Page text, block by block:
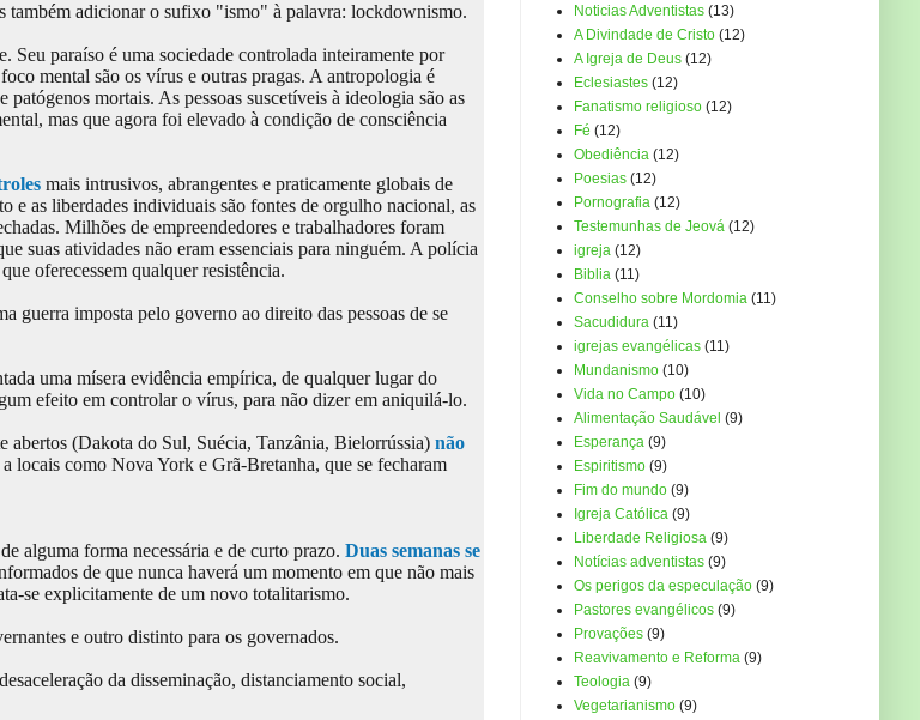
adicionar o sufixo "ismo" à palavra: lockdownismo.
Seu paraíso é uma sociedade controlada inteiramente por
mental são os vírus e outras pragas. A antropologia é
mortais. As pessoas suscetíveis à ideologia são as
mas que agora foi elevado à condição de consciência
mais intrusivos, abrangentes e praticamente globais de
e as liberdades individuais são fontes de orgulho nacional, as
Milhões de empreendedores e trabalhadores foram
suas atividades não eram essenciais para ninguém. A polícia
oferecessem qualquer resistência.
guerra imposta pelo governo ao direito das pessoas de se
uma mísera evidência empírica, de qualquer lugar do
efeito em controlar o vírus, para não dizer em aniquilá-lo.
abertos (Dakota do Sul, Suécia, Tanzânia, Bielorrússia) não
a locais como Nova York e Grã-Bretanha, que se fecharam
alguma forma necessária e de curto prazo. Duas semanas se
de que nunca haverá um momento em que não mais
se explicitamente de um novo totalitarismo.
e outro distinto para os governados.
da disseminação, distanciamento social,
Noticias Adventistas (13)
A Divindade de Cristo (12)
A Igreja de Deus (12)
Eclesiastes (12)
Fanatismo religioso (12)
Fé (12)
Obediência (12)
Poesias (12)
Pornografia (12)
Testemunhas de Jeová (12)
igreja (12)
Biblia (11)
Conselho sobre Mordomia (11)
Sacudidura (11)
igrejas evangélicas (11)
Mundanismo (10)
Vida no Campo (10)
Alimentação Saudável (9)
Esperança (9)
Espiritismo (9)
Fim do mundo (9)
Igreja Católica (9)
Liberdade Religiosa (9)
Notícias adventistas (9)
Os perigos da especulação (9)
Pastores evangélicos (9)
Provações (9)
Reavivamento e Reforma (9)
Teologia (9)
Vegetarianismo (9)